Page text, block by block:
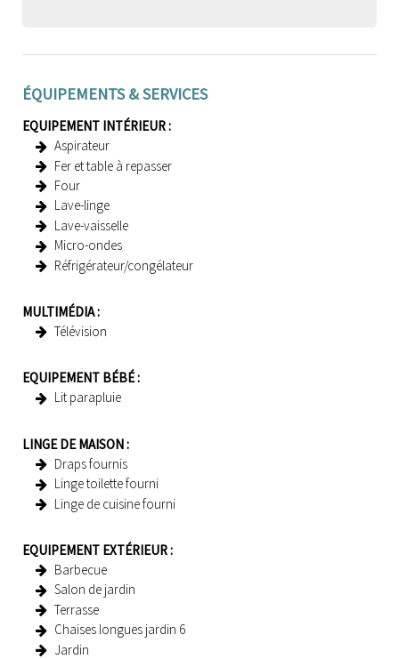
ÉQUIPEMENTS & SERVICES
EQUIPEMENT INTÉRIEUR:
Aspirateur
Fer et table à repasser
Four
Lave-linge
Lave-vaisselle
Micro-ondes
Réfrigérateur/congélateur
MULTIMÉDIA:
Télévision
EQUIPEMENT BÉBÉ:
Lit parapluie
LINGE DE MAISON:
Draps fournis
Linge toilette fourni
Linge de cuisine fourni
EQUIPEMENT EXTÉRIEUR:
Barbecue
Salon de jardin
Terrasse
Chaises longues jardin 6
Jardin